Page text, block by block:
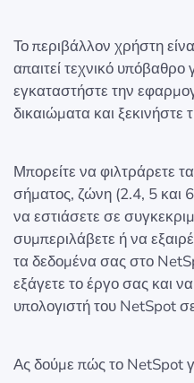
Το περιβάλλον χρήστη
απαιτεί τεχνικό
εγκαταστήστε την
δικαιώματα και
Μπορείτε να φιλτράρετε
σήματος, ζώνη (2.4, 5 και
να εστιάσετε σε
συμπεριλάβετε ή να
τα δεδομένα σας στο
εξάγετε το έργο σας και
υπολογιστή του NetSpot
Ας δούμε πώς το NetSpot